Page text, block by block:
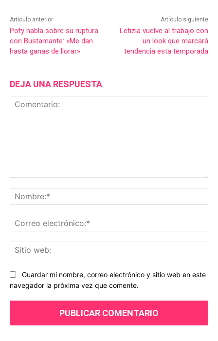
Artículo anterior
Poty habla sobre su ruptura
con Bustamante: «Me dan
hasta ganas de llorar»
Artículo siguiente
Letizia vuelve al trabajo con
un look que marcará
tendencia esta temporada
DEJA UNA RESPUESTA
Guardar mi nombre, correo electrónico y sitio web en este
navegador la próxima vez que comente.